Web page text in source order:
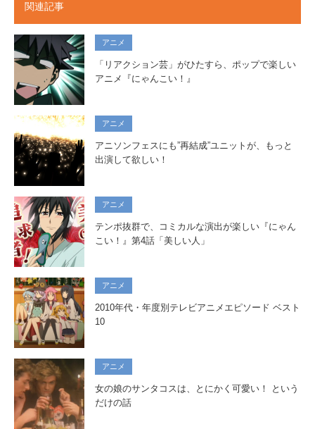
関連記事
アニメ
「リアクション芸」がひたすら、ポップで楽しい
アニメ『にゃんこい！』
アニメ
アニソンフェスにも”再結成”ユニットが、もっと
出演して欲しい！
アニメ
テンポ抜群で、コミカルな演出が楽しい『にゃん
こい！』第4話「美しい人」
アニメ
2010年代・年度別テレビアニメエピソード ベスト
10
アニメ
女の娘のサンタコスは、とにかく可愛い！ という
だけの話